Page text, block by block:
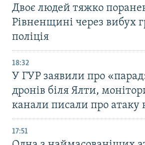
Двоє людей тяжко
Рівненщині через вибух
поліція
18:32
У ГУР заявили про
дронів біля Ялти,
канали писали про атаку
17:51